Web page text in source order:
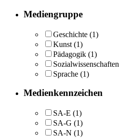
Mediengruppe
Geschichte (1)
Kunst (1)
Pädagogik (1)
Sozialwissenschaften
Sprache (1)
Medienkennzeichen
SA-E (1)
SA-G (1)
SA-N (1)